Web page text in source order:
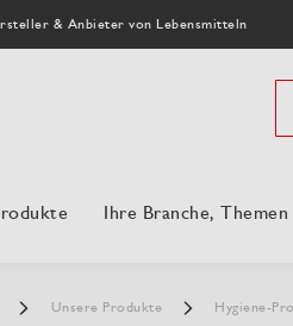
& Anbieter von Lebensmitteln
Ihre Branche, Themen
Unsere Produkte Hygiene-